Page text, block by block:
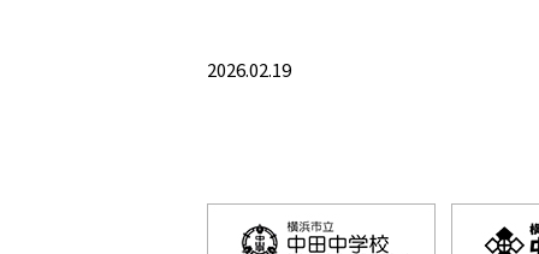
2026.02.19